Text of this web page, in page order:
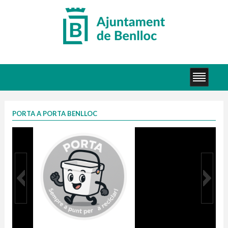
PORTA A PORTA BENLLOC